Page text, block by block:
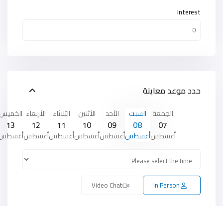
Interest
حدد موعد معاينة
الجمعة
07
أغسطس
السبت
08
أغسطس
الأحد
09
أغسطس
الأثنين
10
أغسطس
الثلاثاء
11
أغسطس
الأربعاء
12
أغسطس
13
In Person
Video Chat